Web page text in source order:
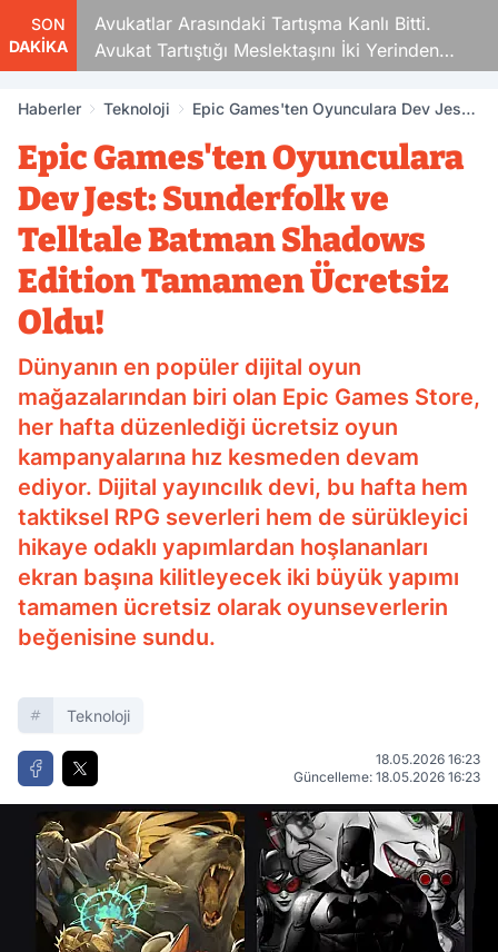
SON
DAKİKA
Avukatlar Arasındaki Tartışma Kanlı Bitti.
Avukat Tartıştığı Meslektaşını İki Yerinden
Vurdu
Haberler Teknoloji
Epic Games'ten Oyunculara Dev Jest:
Shadows Edition Tamamen Ücretsiz
Oldu!
Epic Games'ten Oyunculara
Dev Jest: Sunderfolk ve
Telltale Batman Shadows
Edition Tamamen Ücretsiz
Oldu!
Dünyanın en popüler dijital oyun
mağazalarından biri olan Epic Games Store,
her hafta düzenlediği ücretsiz oyun
kampanyalarına hız kesmeden devam
ediyor. Dijital yayıncılık devi, bu hafta hem
taktiksel RPG severleri hem de sürükleyici
hikaye odaklı yapımlardan hoşlananları
ekran başına kilitleyecek iki büyük yapımı
tamamen ücretsiz olarak oyunseverlerin
beğenisine sundu.
Teknoloji
18.05.2026 16:23
Güncelleme: 18.05.2026 16:23